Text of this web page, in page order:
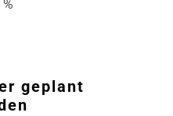
geplant